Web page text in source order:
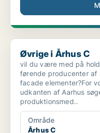
Øvrige i Århus C
Øvrige i Århus C
vil du være med på
førende producenter af
facade elementer?For
udkanten af Aarhus
produktionsmed..
Område
Århus C